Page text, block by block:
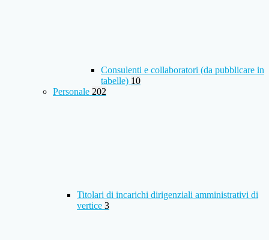
Consulenti e collaboratori (da pubblicare in
tabelle) 10
Personale 202
Titolari di incarichi dirigenziali amministrativi di
vertice 3